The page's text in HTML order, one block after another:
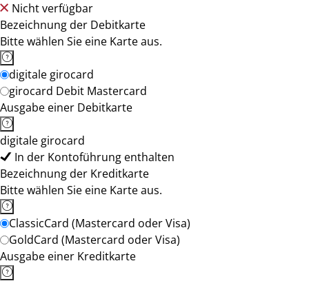
Nicht verfügbar
Bezeichnung der Debitkarte
Bitte wählen Sie eine Karte aus.
digitale girocard
girocard Debit Mastercard
Ausgabe einer Debitkarte
digitale girocard
In der Kontoführung enthalten
Bezeichnung der Kreditkarte
Bitte wählen Sie eine Karte aus.
ClassicCard (Mastercard oder Visa)
GoldCard (Mastercard oder Visa)
Ausgabe einer Kreditkarte